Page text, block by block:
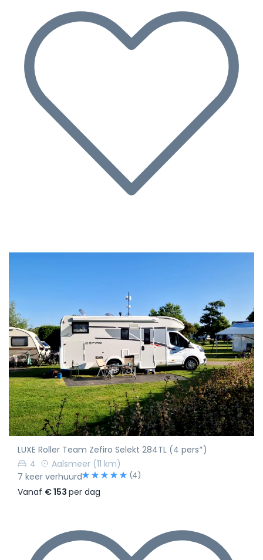
LUXE Roller Team Zefiro Selekt 284TL (4 pers*)
4
Aalsmeer (11 km)
7 keer verhuurd
(4)
Vanaf € 153 per dag